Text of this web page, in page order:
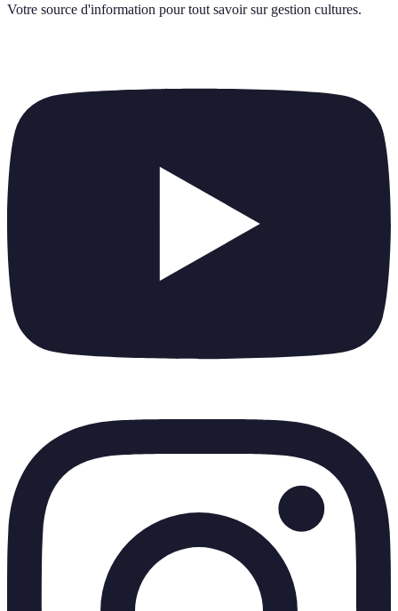
Votre source d'information pour tout savoir sur gestion cultures.